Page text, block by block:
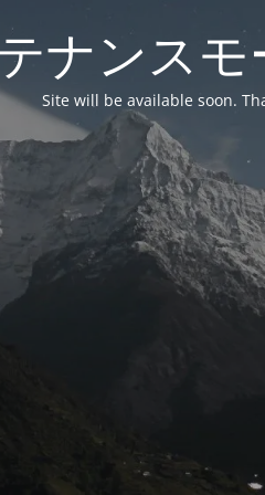
ナンス
Site will be available soon.